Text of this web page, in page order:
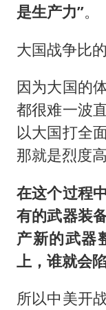
是生产力”。
大国战争比
因为大国的
都很难一波
以大国打全
那就是烈度
在这个过程
有的武器装
产新的武器
上，谁就会
所以中美开